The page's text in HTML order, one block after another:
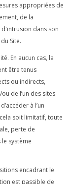
appropriées de
de la
dans son
Site.
En aucun cas, la
être tenus
ou indirects,
de l’un des sites
à l’un
soit limitatif, toute
perte de
système
encadrant le
est passible de